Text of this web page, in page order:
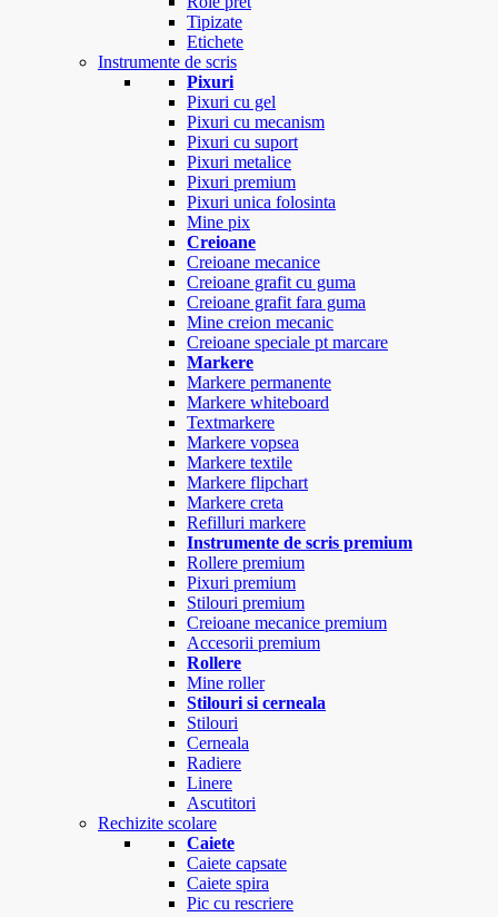
Tipizate
Etichete
Instrumente de scris
Pixuri
Pixuri cu gel
Pixuri cu mecanism
Pixuri cu suport
Pixuri metalice
Pixuri premium
Pixuri unica folosinta
Mine pix
Creioane
Creioane mecanice
Creioane grafit cu guma
Creioane grafit fara guma
Mine creion mecanic
Creioane speciale pt marcare
Markere
Markere permanente
Markere whiteboard
Textmarkere
Markere vopsea
Markere textile
Markere flipchart
Markere creta
Refilluri markere
Instrumente de scris premium
Rollere premium
Pixuri premium
Stilouri premium
Creioane mecanice premium
Accesorii premium
Rollere
Mine roller
Stilouri si cerneala
Stilouri
Cerneala
Radiere
Linere
Ascutitori
Rechizite scolare
Caiete
Caiete capsate
Caiete spira
Pic cu rescriere